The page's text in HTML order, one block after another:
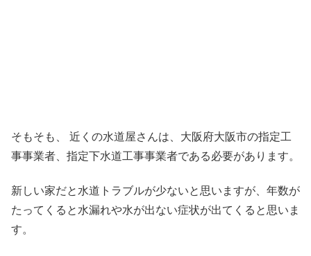
そもそも、 近くの水道屋さんは、大阪府大阪市の指定工
事事業者、指定下水道工事事業者である必要があります。
新しい家だと水道トラブルが少ないと思いますが、年数が
たってくると水漏れや水が出ない症状が出てくると思いま
す。